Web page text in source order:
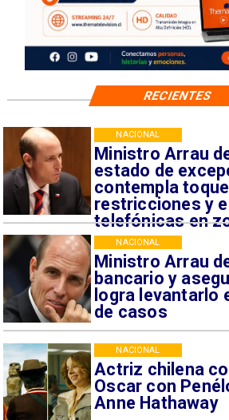
Ministro Arrau
estado de
contempla
restricciones y
telefónicas en
NACIONAL
Ministro Arrau
bancario y
logra levantarlo
de casos
NACIONAL
Actriz chilena
Oscar con
Anne Hathaway
NACIONAL
RECIENTES